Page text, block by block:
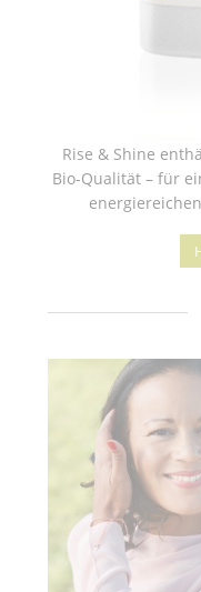
Rise & Shine
Bio-Qualität – für